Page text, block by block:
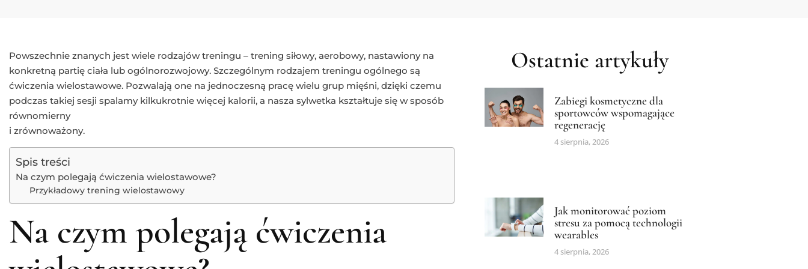
Powszechnie znanych jest wiele rodzajów treningu – trening siłowy, aerobowy, nastawiony na
konkretną partię ciała lub ogólnorozwojowy. Szczególnym rodzajem treningu ogólnego są
ćwiczenia wielostawowe. Pozwalają one na jednoczesną pracę wielu grup mięśni, dzięki czemu
podczas takiej sesji spalamy kilkukrotnie więcej kalorii, a nasza sylwetka kształtuje się w sposób
równomierny
i zrównoważony.
Spis treści
Na czym polegają ćwiczenia wielostawowe?
Przykładowy trening wielostawowy
Na czym polegają ćwiczenia
Ostatnie artykuły
Zabiegi kosmetyczne dla
sportowców wspomagające
regenerację
4 sierpnia, 2026
Jak monitorować poziom
stresu za pomocą technologii
wearables
4 sierpnia, 2026